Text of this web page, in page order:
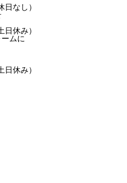
なし）
休み）
ムに
休み）